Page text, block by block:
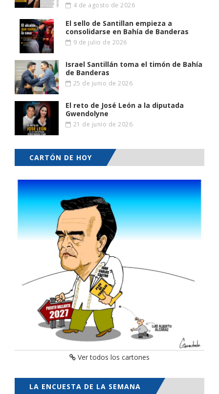
4 de agosto de 2026
El sello de Santillan empieza a
consolidarse en Bahía de Banderas
9 de julio de 2026
Israel Santillán toma el timón de Bahía
de Banderas
25 de junio de 2026
El reto de José León a la diputada
Gwendolyne
21 de junio de 2026
CARTÓN DE HOY
Ver todos los cartones
LA ENCUESTA DE LA SEMANA